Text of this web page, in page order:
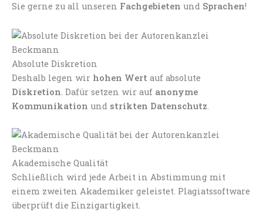
Sie gerne zu all unseren Fachgebieten und Sprachen!
Absolute Diskretion
Deshalb legen wir hohen Wert auf absolute
Diskretion . Dafür setzen wir auf anonyme
Kommunikation und strikten Datenschutz
Akademische Qualität
Schließlich wird jede Arbeit in Abstimmung mit
einem zweiten Akademiker geleistet. Plagiatssoftware
überprüft die Einzigartigkeit.